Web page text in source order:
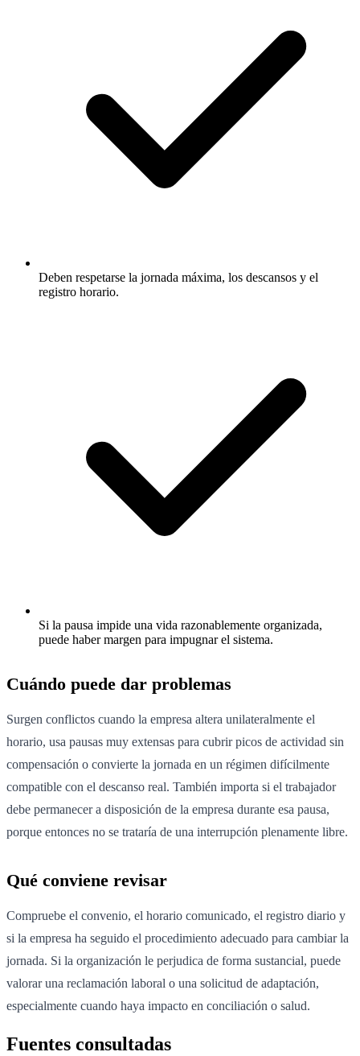
Deben respetarse la jornada máxima, los descansos y el
registro horario.
Si la pausa impide una vida razonablemente organizada,
puede haber margen para impugnar el sistema.
Cuándo puede dar problemas
Surgen conflictos cuando la empresa altera unilateralmente el
horario, usa pausas muy extensas para cubrir picos de actividad sin
compensación o convierte la jornada en un régimen difícilmente
compatible con el descanso real. También importa si el trabajador
debe permanecer a disposición de la empresa durante esa pausa,
porque entonces no se trataría de una interrupción plenamente libre.
Qué conviene revisar
Compruebe el convenio, el horario comunicado, el registro diario y
si la empresa ha seguido el procedimiento adecuado para cambiar la
jornada. Si la organización le perjudica de forma sustancial, puede
valorar una reclamación laboral o una solicitud de adaptación,
especialmente cuando haya impacto en conciliación o salud.
Fuentes consultadas